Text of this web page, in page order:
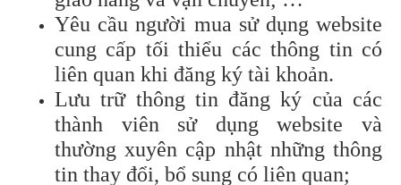
Yêu cầu người mua sử dụng website
cung cấp tối thiểu các thông tin có
liên quan khi đăng ký tài khoản.
Lưu trữ thông tin đăng ký của các
thành viên sử dụng website và
thường xuyên cập nhật những thông
tin thay đổi, bổ sung có liên quan;